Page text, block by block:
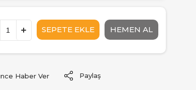
Haber Ver Paylaş